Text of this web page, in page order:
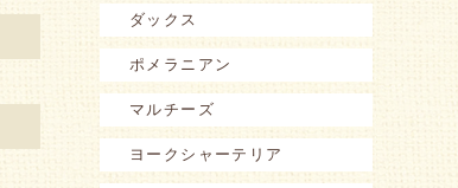
ダックス
ポメラニアン
マルチーズ
ヨークシャーテリア